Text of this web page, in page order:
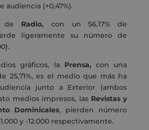
audiencia (+0,47%).
de Radio, con un 56,17% de
ligeramente su número de
gráficos, la Prensa, con una
25,71%, es el medio que más ha
junto a Exterior (ambos
medios impresos, las Revistas y
Dominicales, pierden número
y -12.000 respectivamente.